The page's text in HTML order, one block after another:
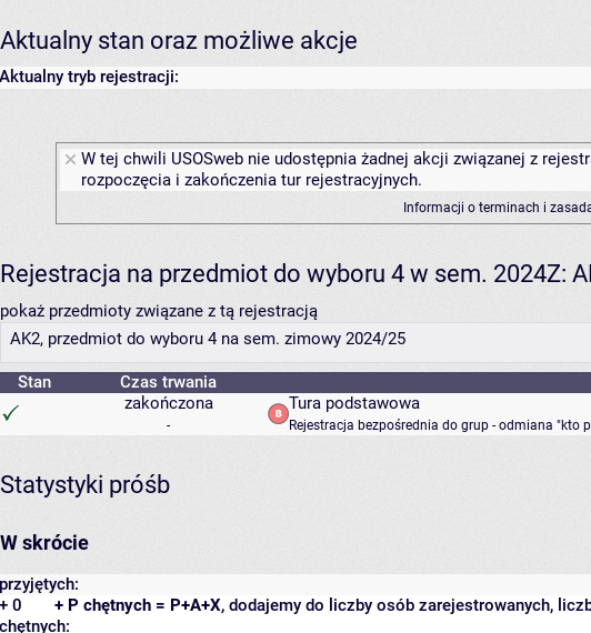
Aktualny stan oraz możliwe akcje
Aktualny tryb rejestracji:
W tej chwili USOSweb nie udostępnia żadnej akcji związanej z
rozpoczęcia i zakończenia tur rejestracyjnych.
Informacji o terminach i
Rejestracja na przedmiot do wyboru 4 w sem. 2024Z:
pokaż przedmioty związane z tą rejestracją
AK2, przedmiot do wyboru 4 na sem. zimowy 2024/25
Stan Czas trwania
zakończona
-
Tura podstawowa
Rejestracja bezpośrednia do grup - odmiana "kto
Statystyki próśb
W skrócie
przyjętych:
+ P chętnych = P+A+X, dodajemy do liczby osób zarejestrowanych,
+ 0
chętnych: